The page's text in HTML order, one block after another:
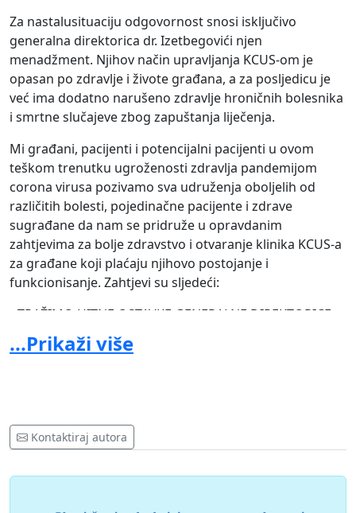
Za nastalusituaciju odgovornost snosi isključivo
generalna direktorica dr. Izetbegovići njen
menadžment. Njihov način upravljanja KCUS-om je
opasan po zdravlje i živote građana, a za posljedicu je
već ima dodatno narušeno zdravlje hroničnih bolesnika
i smrtne slučajeve zbog zapuštanja liječenja.
Mi građani, pacijenti i potencijalni pacijenti u ovom
teškom trenutku ugroženosti zdravlja pandemijom
corona virusa pozivamo sva udruženja oboljelih od
različitih bolesti, pojedinačne pacijente i zdrave
sugrađane da nam se pridruže u opravdanim
zahtjevima za bolje zdravstvo i otvaranje klinika KCUS-a
za građane koji plaćaju njihovo postojanje i
funkcionisanje. Zahtjevi su sljedeći:
TRAŽIMO HITNE OSTAVKE GENERALNE DIREKTORICE
SEBIJE IZETBEGOVIĆ, ČLANOVA UPRAVNOG ODBORA
KCUS-a I KOMPLETNIG MENADŽMENTA
(TRIJAŽU) NA SVIM
I GRAĐANI, ZAHTJEVAMO HITNU SMJENU GENERALNE
...Prikaži više
Kontaktiraj autora